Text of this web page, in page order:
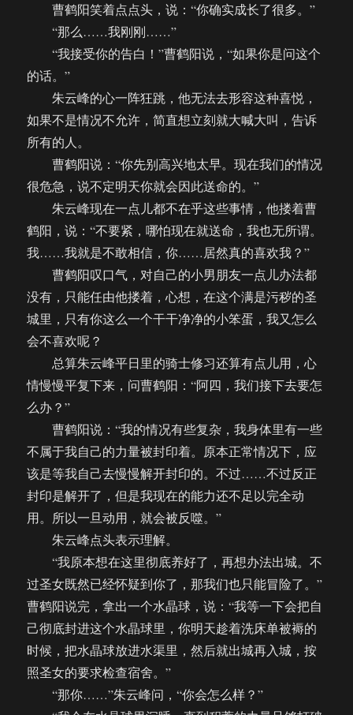
曹鹤阳笑着点点头，说：“你确实成长了很多。”
“那么……我刚刚……”
“我接受你的告白！”曹鹤阳说，“如果你是问这个
的话。”
朱云峰的心一阵狂跳，他无法去形容这种喜悦，
如果不是情况不允许，简直想立刻就大喊大叫，告诉
所有的人。
曹鹤阳说：“你先别高兴地太早。现在我们的情况
很危急，说不定明天你就会因此送命的。”
朱云峰现在一点儿都不在乎这些事情，他搂着曹
鹤阳，说：“不要紧，哪怕现在就送命，我也无所谓。
我……我就是不敢相信，你……居然真的喜欢我？”
曹鹤阳叹口气，对自己的小男朋友一点儿办法都
没有，只能任由他搂着，心想，在这个满是污秽的圣
城里，只有你这么一个干干净净的小笨蛋，我又怎么
会不喜欢呢？
总算朱云峰平日里的骑士修习还算有点儿用，心
情慢慢平复下来，问曹鹤阳：“阿四，我们接下去要怎
么办？”
曹鹤阳说：“我的情况有些复杂，我身体里有一些
不属于我自己的力量被封印着。原本正常情况下，应
该是等我自己去慢慢解开封印的。不过……不过反正
封印是解开了，但是我现在的能力还不足以完全动
用。所以一旦动用，就会被反噬。”
朱云峰点头表示理解。
“我原本想在这里彻底养好了，再想办法出城。不
过圣女既然已经怀疑到你了，那我们也只能冒险了。”
曹鹤阳说完，拿出一个水晶球，说：“我等一下会把自
己彻底封进这个水晶球里，你明天趁着洗床单被褥的
时候，把水晶球放进水渠里，然后就出城再入城，按
照圣女的要求检查宿舍。”
“那你……”朱云峰问，“你会怎么样？”